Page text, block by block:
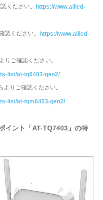
ください。 https://www.allied-
認ください。 https://www.allied-
りご確認ください。
list/at-tq6403-gen2/
りご確認ください。
list/at-tqm6403-gen2/
イント「AT-TQ7403」の特